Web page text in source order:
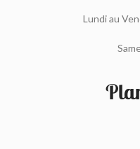
Lundi au